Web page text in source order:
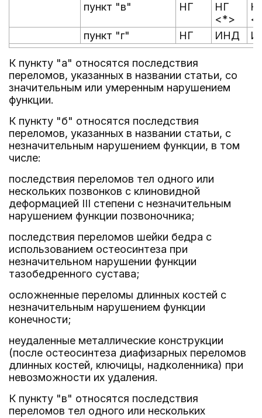
пункт "в"
НГ
НГ
<*>
пункт "г"
НГ ИНД
К пункту "а" относятся последствия
переломов, указанных в названии статьи, со
значительным или умеренным нарушением
функции.
К пункту "б" относятся последствия
переломов, указанных в названии статьи, с
незначительным нарушением функции, в том
числе:
последствия переломов тел одного или
нескольких позвонков с клиновидной
деформацией III степени с незначительным
нарушением функции позвоночника;
последствия переломов шейки бедра с
использованием остеосинтеза при
незначительном нарушении функции
тазобедренного сустава;
осложненные переломы длинных костей с
незначительным нарушением функции
конечности;
неудаленные металлические конструкции
(после остеосинтеза диафизарных переломов
длинных костей, ключицы, надколенника) при
невозможности их удаления.
К пункту "в" относятся последствия
переломов тел одного или нескольких